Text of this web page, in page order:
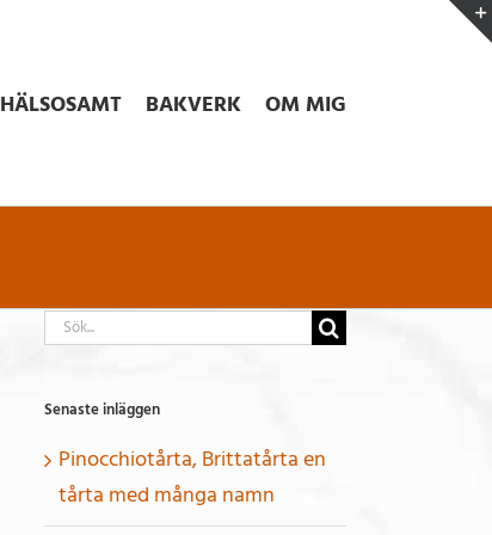
HÄLSOSAMT BAKVERK OM MIG
Sök
Senaste inläggen
Pinocchiotårta, Brittatårta en
tårta med många namn